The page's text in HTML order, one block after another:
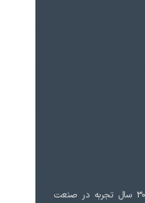
بازرگانی فولاد برابا با بیش از 30 سال تجربه در صنعت